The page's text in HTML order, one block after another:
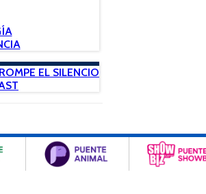
EL SILENCIO